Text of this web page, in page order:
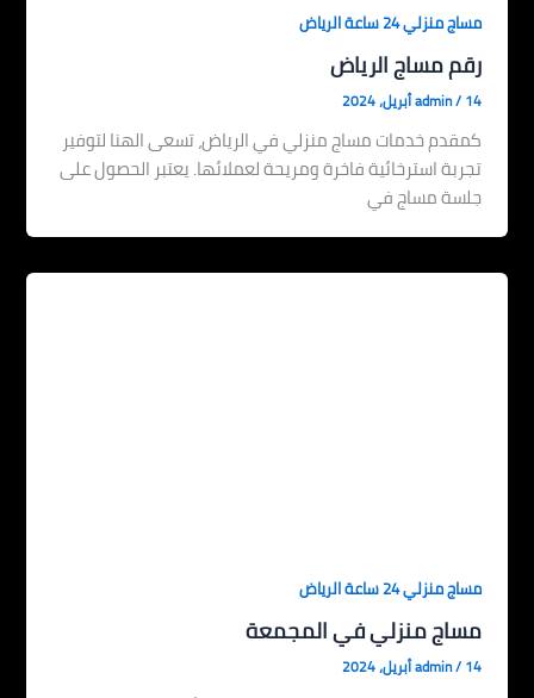
مساج منزلي 24 ساعة الرياض
رقم مساج الرياض
admin/14 أبريل، 2024
كمقدم خدمات مساج منزلي في الرياض، تسعى الهنا لتوفير
تجربة استرخائية فاخرة ومريحة لعملائها. يعتبر الحصول على
جلسة مساج في
مساج منزلي 24 ساعة الرياض
مساج منزلي في المجمعة
admin/14 أبريل، 2024